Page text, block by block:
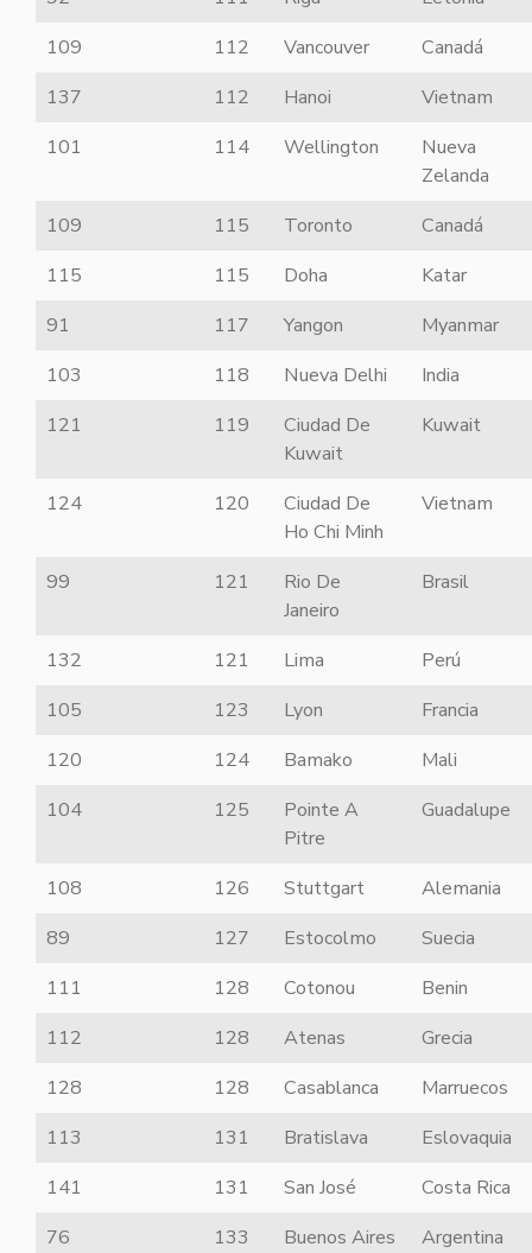
109
112 Vancouver
Canadá
137
112 Hanoi
Vietnam
101
114 Wellington
Nueva
Zelanda
109
115 Toronto
Canadá
115
115 Doha
Katar
91
117 Yangon
Myanmar
103
118 Nueva Delhi
India
121
119
Ciudad De
Kuwait
Kuwait
124 120
Ciudad De
Ho Chi Minh
Vietnam
99 121
Rio De
Janeiro
Brasil
132 121 Lima
Perú
105
123 Lyon
Francia
120
124 Bamako
Mali
104
125
Pointe A
Pitre
Guadalupe
108 126 Stuttgart
Alemania
89
127 Estocolmo
Suecia
111
128 Cotonou
Benin
112
128 Atenas
Grecia
128
128 Casablanca
Marruecos
113
131 Bratislava
Eslovaquia
141
131 San José
Costa Rica
76
133 Buenos Aires
Argentina